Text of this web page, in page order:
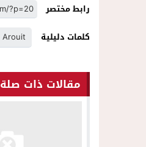
رابط مختصر
كلمات دليلية
Arouit
مقالات ذات صلة